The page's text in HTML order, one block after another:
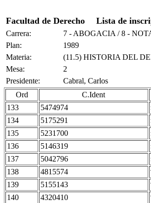
Facultad de Derecho Lista de
Carrera:
7 - ABOGACIA / 8 -
Plan:
1989
Materia:
(11.5) HISTORIA DEL
Mesa:
2
Presidente:
Cabral, Carlos
Ord
C.Ident
133
5474974
134 5175291
135 5231700
136 5146319
137 5042796
138 4815574
139 5155143
140 4320410